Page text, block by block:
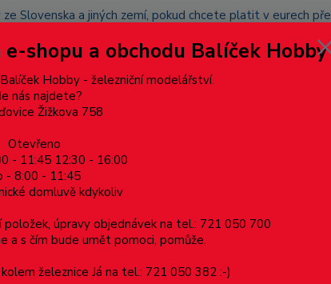
Slovenska a jiných zemí, pokud chcete platit v eurech
domluvě zaslána znovu s opětovnou platbou za
rušeny následující objednávky.
předměty
shopu a obchodu Balíček Hobby
Hobby - železniční modelářství.
nás najdete?
Žižkova 758
Otevřeno
- 11:45 12:30 - 16:00
- 8:00 - 11:45
domluvě kdykoliv
položek, úpravy objednávek na tel.: 721 050 700
a s čím bude umět pomoci, pomůže.
železnice Já na tel.: 721 050 382 :-)